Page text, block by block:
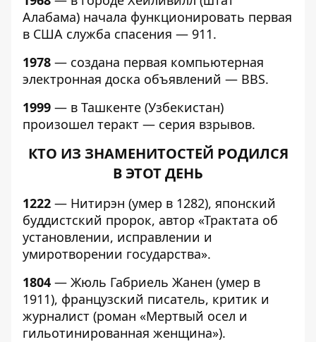
Алабама) начала функционировать первая
в США служба спасения — 911.
1978 — создана первая компьютерная
электронная доска объявлений — BBS.
1999 — в Ташкенте (Узбекистан)
произошел теракт — серия взрывов.
КТО ИЗ ЗНАМЕНИТОСТЕЙ РОДИЛСЯ
В ЭТОТ ДЕНЬ
1222 — Нитирэн (умер в 1282), японский
буддистский пророк, автор «Трактата об
установлении, исправлении и
умиротворении государства».
1804 — Жюль Габриель Жанен (умер в
1911), французский писатель, критик и
журналист (роман «Мертвый осел и
гильотинированная женщина»).